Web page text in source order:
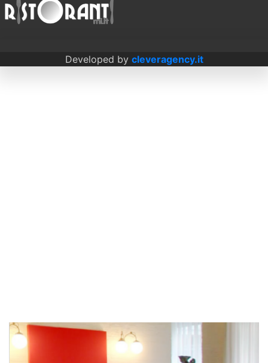
Argentini Brasiliani
Developed by cleveragency.it